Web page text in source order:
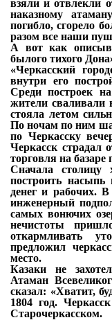
взяли и отвлекли
наказному
погибло, сгорело
разом все наши
А вот как
былого тихого
«Черкасский
внутри его
Среди построек
жители сваливали
стояла летом
По ночам по ним
по Черкасску
Черкасск страдал
торговля на базаре
Сначала столицу
построить насыпь
денег и рабочих.
инженерный
самых вонючих
нечистоты
откармливать
предложил
место.
Казаки не
Атаман
сказал: «Хватит,
1804 год.
Старочеркасском.